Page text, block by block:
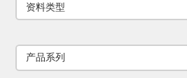
资料类型
产品系列